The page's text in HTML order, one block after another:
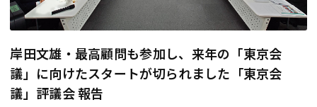
岸田文雄・最高顧問も参加し、来年の「東京会
議」に向けたスタートが切られました 「東京会
議」評議会 報告